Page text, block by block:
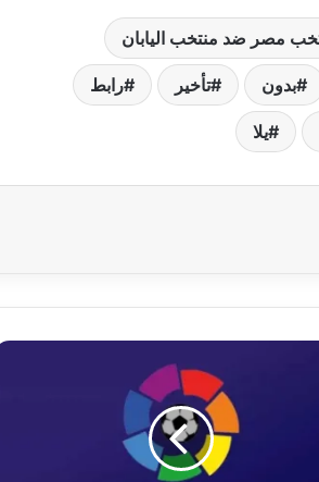
مصر ضد منتخب اليابان
بدون تأخير رابط
يلا